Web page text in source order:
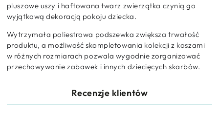
pluszowe uszy i haftowana twarz zwierzątka czynią go
wyjątkową dekoracją pokoju dziecka.
Wytrzymała poliestrowa podszewka zwiększa trwałość
produktu, a możliwość skompletowania kolekcji z koszami
w różnych rozmiarach pozwala wygodnie zorganizować
przechowywanie zabawek i innych dziecięcych skarbów.
Recenzje klientów